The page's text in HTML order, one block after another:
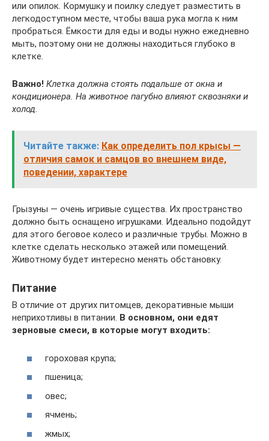
или опилок. Кормушку и поилку следует разместить в
легкодоступном месте, чтобы ваша рука могла к ним
пробраться. Ёмкости для еды и воды нужно ежедневно
мыть, поэтому они не должны находиться глубоко в
клетке.
Важно! Клетка должна стоять подальше от окна и
кондиционера. На животное пагубно влияют сквозняки и
холод.
Читайте также: Как определить пол крысы —
отличия самок и самцов во внешнем виде,
поведении, характере
Грызуны — очень игривые существа. Их пространство
должно быть оснащено игрушками. Идеально подойдут
для этого беговое колесо и различные трубы. Можно в
клетке сделать несколько этажей или помещений.
Животному будет интересно менять обстановку.
Питание
В отличие от других питомцев, декоративные мыши
неприхотливы в питании. В основном, они едят
зерновые смеси, в которые могут входить:
гороховая крупа;
пшеница;
овес;
ячмень;
жмых;